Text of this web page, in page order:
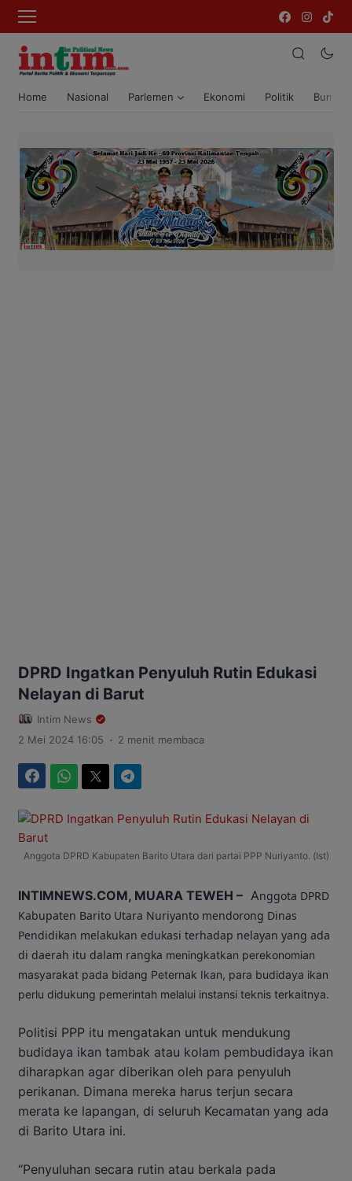
Home Nasional Parlemen Ekonomi Politik Bumi
DPRD Ingatkan Penyuluh Rutin Edukasi
Nelayan di Barut
Intim News
2 Mei 2024 16:05 . 2 menit membaca
Anggota DPRD Kabupaten Barito Utara dari partai PPP Nuriyanto. (Ist)
INTIMNEWS.COM, MUARA TEWEH – Anggota DPRD
Kabupaten Barito Utara Nuriyanto mendorong Dinas
Pendidikan melakukan edukasi terhadap nelayan yang ada
di daerah itu dalam rangka meningkatkan perekonomian
masyarakat pada bidang Peternak Ikan, para budidaya ikan
perlu didukung pemerintah melalui instansi teknis terkaitnya.
Politisi PPP itu mengatakan untuk mendukung
budidaya ikan tambak atau kolam pembudidaya ikan
diharapkan agar diberikan oleh para penyuluh
perikanan. Dimana mereka harus terjun secara
merata ke lapangan, di seluruh Kecamatan yang ada
di Barito Utara ini.
“Penyuluhan secara rutin atau berkala pada